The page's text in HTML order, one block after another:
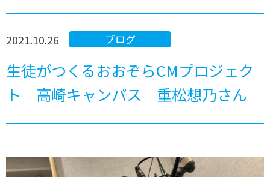
ブログ
2021.10.26
生徒がつくるおおぞらCMプロジェク
ト 高崎キャンパス 重松想乃さん